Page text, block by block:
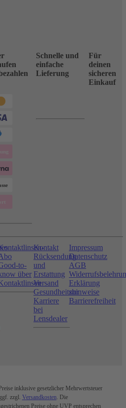
Schnelle und
einfache
Lieferung
Für
deinen
sicheren
Einkauf
to-
über
Kontakt
Rücksendung
und
Erstattung
Versand
Gesundheitshinweise
Karriere
bei
Lensdealer
Impressum
Datenschutz
AGB
Erklärung
zur
Barrierefreiheit
inklusive gesetzlicher Mehrwertsteuer
zzgl. Versandkosten. Die
Preise ohne UVP entsprechen